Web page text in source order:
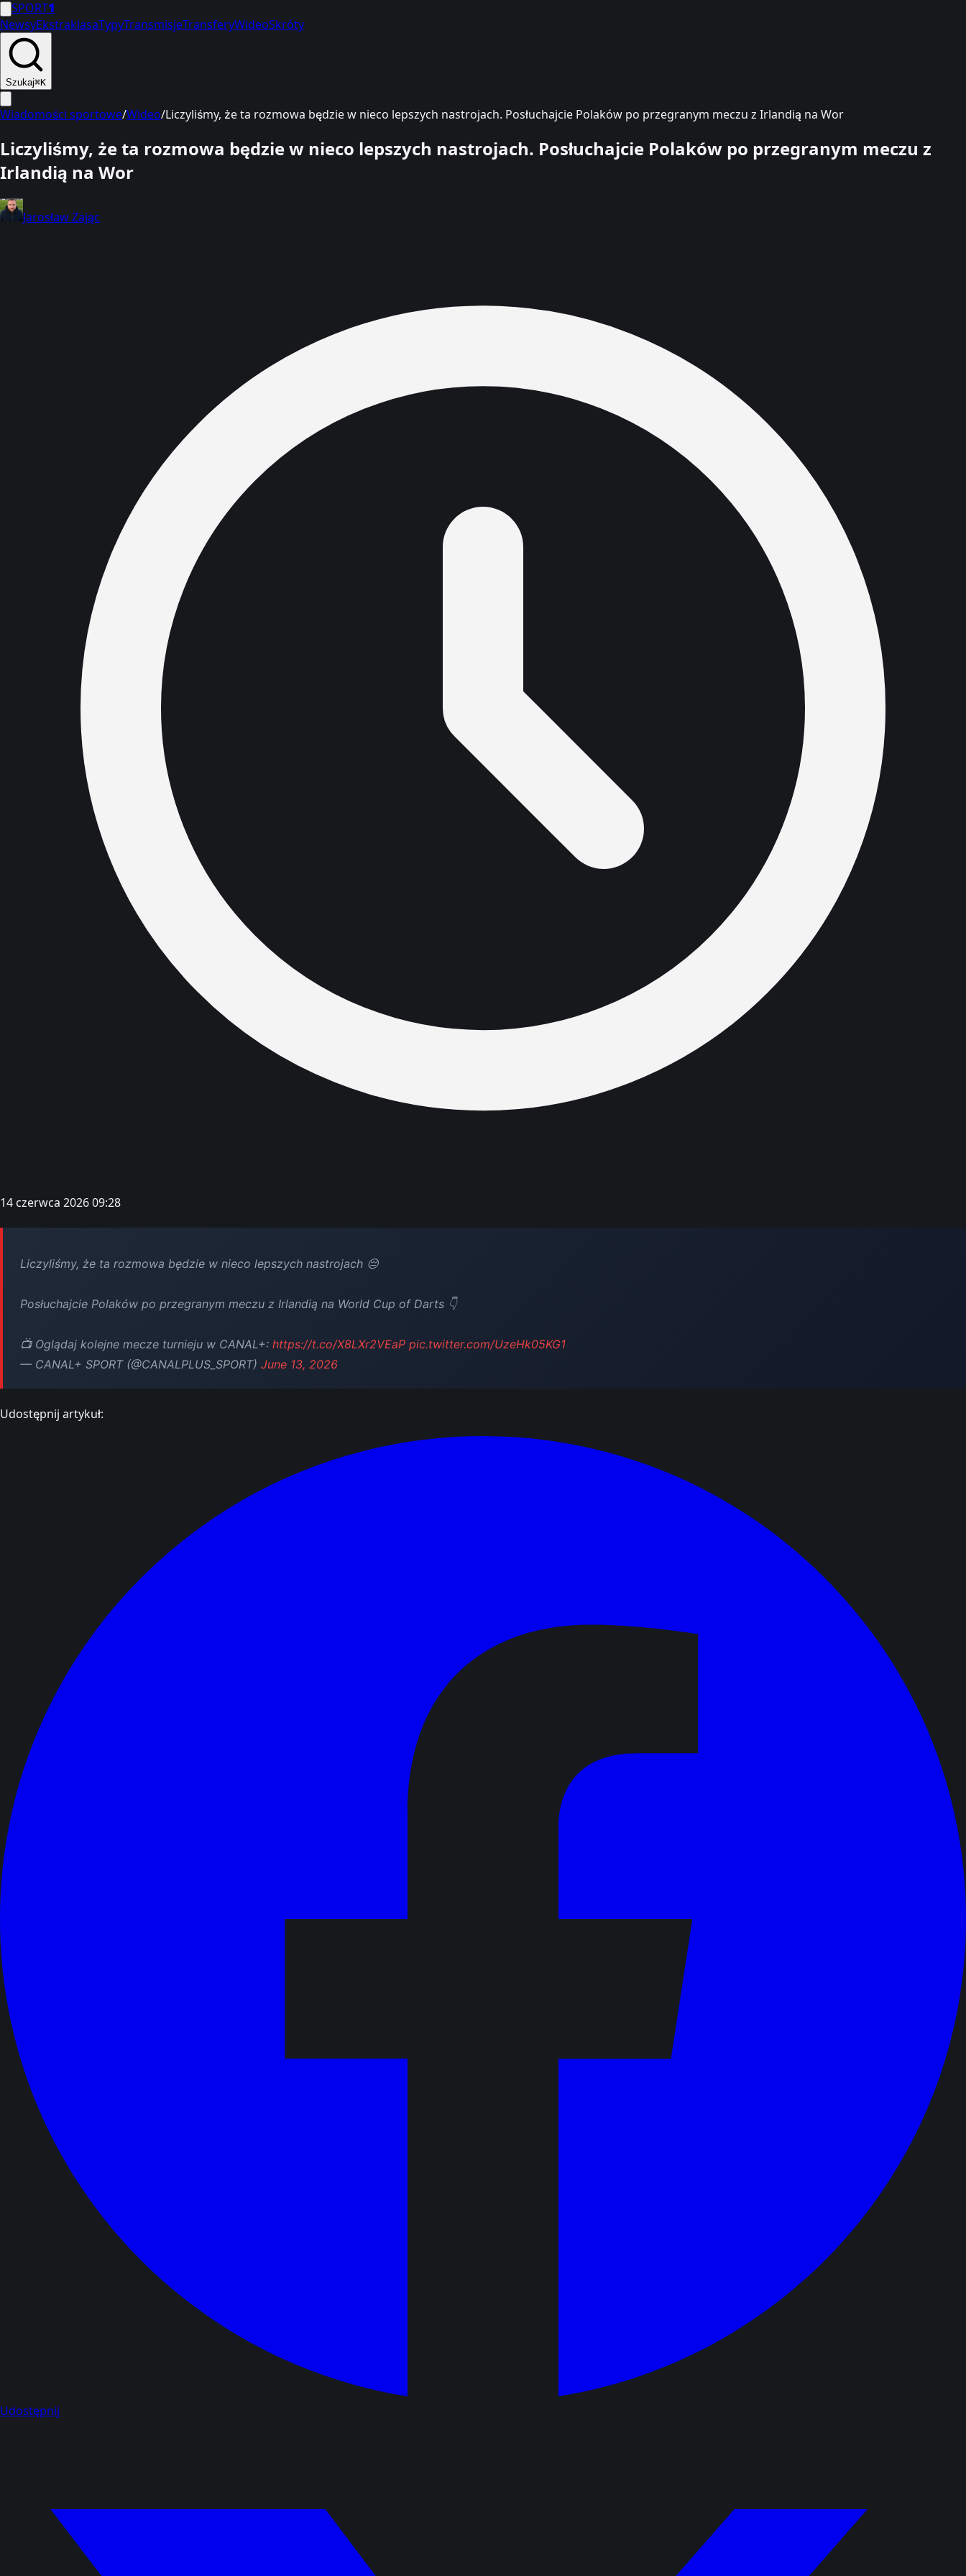
SPORT1
NewsyEkstraklasaTypyTransmisjeTransferyWideoSkróty
Szukaj⌘K
Wiadomości sportowe/Wideo/Liczyliśmy, że ta rozmowa będzie w nieco lepszych nastrojach. Posłuchajcie Polaków po przegranym meczu z Irlandią na Wor
Liczyliśmy, że ta rozmowa będzie w nieco lepszych nastrojach. Posłuchajcie Polaków po przegranym meczu z
Irlandią na Wor
Jarosław Zając
14 czerwca 2026 09:28
Liczyliśmy, że ta rozmowa będzie w nieco lepszych nastrojach 😔
Posłuchajcie Polaków po przegranym meczu z Irlandią na World Cup of Darts 👇
📺 Oglądaj kolejne mecze turnieju w CANAL+: https://t.co/X8LXr2VEaP pic.twitter.com/UzeHk05KG1
— CANAL+ SPORT (@CANALPLUS_SPORT) June 13, 2026
Udostępnij artykuł:
Udostępnij